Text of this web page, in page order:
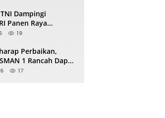
Dampingi
Panen Raya
Perkuat
19
Perbaikan,
1 Rancah Dapat
dan Kini Sedang
17